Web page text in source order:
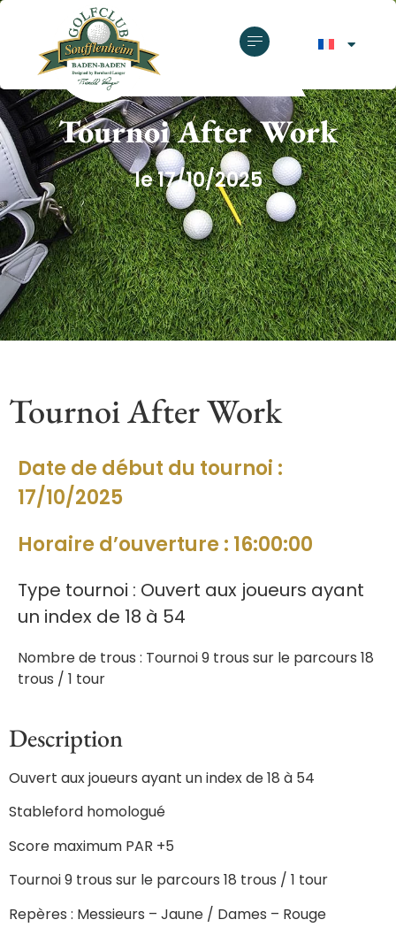
GOLF CLUB SOUFFLENHEIM
Tournoi After Work
le 17/10/2025
Tournoi After Work
Date de début du tournoi :
17/10/2025
Horaire d’ouverture : 16:00:00
Type tournoi : Ouvert aux joueurs ayant
un index de 18 à 54
Nombre de trous : Tournoi 9 trous sur le parcours 18
trous / 1 tour
Description
Ouvert aux joueurs ayant un index de 18 à 54
Stableford homologué
Score maximum PAR +5
Tournoi 9 trous sur le parcours 18 trous / 1 tour
Repères : Messieurs – Jaune / Dames – Rouge